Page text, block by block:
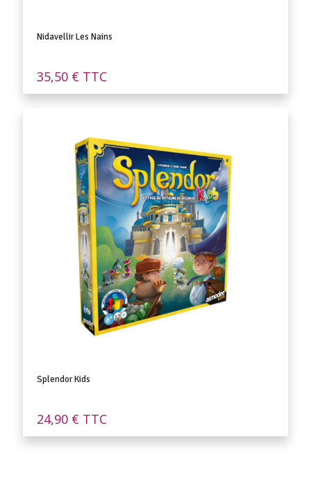
Nidavellir Les Nains
35,50 € TTC
Splendor Kids
24,90 € TTC